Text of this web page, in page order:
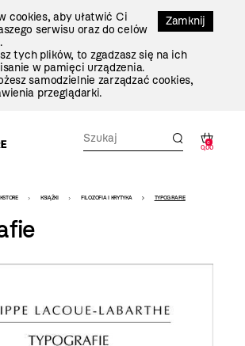
Zamknij
cookies, aby ułatwić Ci
serwisu oraz do celów
tych plików, to zgadzasz się na ich
w pamięci urządzenia.
samodzielnie zarządzać cookies,
przeglądarki.
0
0,00
KSIĄŻKI FILOZOFIA I KRYTYKA TYPOGRAFIE